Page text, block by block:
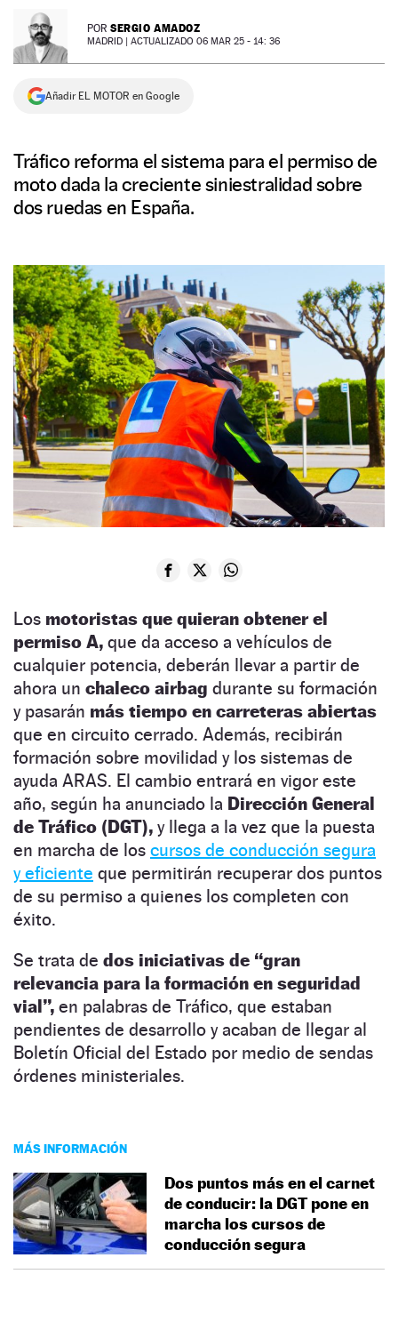
NEWSLETTER POR SERGIO AMADOZ
MADRID | ACTUALIZADO 06 MAR 25 - 14: 36
Añadir EL MOTOR en Google
Tráfico reforma el sistema para el permiso de
moto dada la creciente siniestralidad sobre
dos ruedas en España.
Los motoristas que quieran obtener el
permiso A, que da acceso a vehículos de
cualquier potencia, deberán llevar a partir de
ahora un chaleco airbag durante su formación
y pasarán más tiempo en carreteras abiertas
que en circuito cerrado. Además, recibirán
formación sobre movilidad y los sistemas de
ayuda ARAS. El cambio entrará en vigor este
año, según ha anunciado la Dirección General
de Tráfico (DGT), y llega a la vez que la puesta
en marcha de los cursos de conducción segura
y eficiente que permitirán recuperar dos puntos
de su permiso a quienes los completen con
éxito.
Se trata de dos iniciativas de “gran
relevancia para la formación en seguridad
vial”, en palabras de Tráfico, que estaban
pendientes de desarrollo y acaban de llegar al
Boletín Oficial del Estado por medio de sendas
órdenes ministeriales.
MÁS INFORMACIÓN
Dos puntos más en el carnet
de conducir: la DGT pone en
marcha los cursos de
conducción segura